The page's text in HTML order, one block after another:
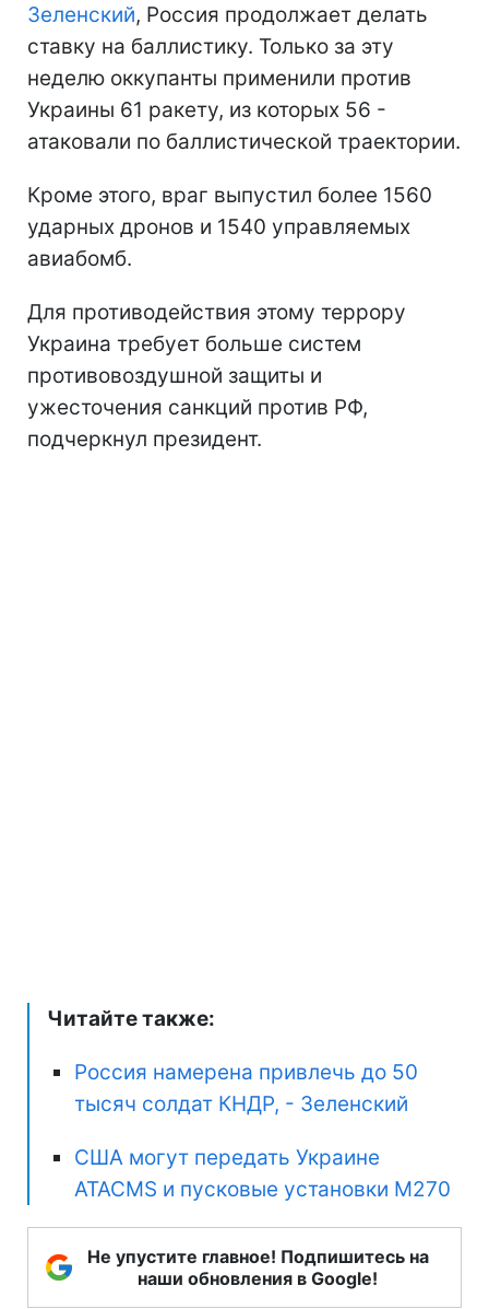
Зеленский, Россия продолжает делать
ставку на баллистику. Только за эту
неделю оккупанты применили против
Украины 61 ракету, из которых 56 -
атаковали по баллистической траектории.
Кроме этого, враг выпустил более 1560
ударных дронов и 1540 управляемых
авиабомб.
Для противодействия этому террору
Украина требует больше систем
противовоздушной защиты и
ужесточения санкций против РФ,
подчеркнул президент.
Читайте также:
Россия намерена привлечь до 50
тысяч солдат КНДР, - Зеленский
США могут передать Украине
ATACMS и пусковые установки M270
Не упустите главное! Подпишитесь на
наши обновления в Google!